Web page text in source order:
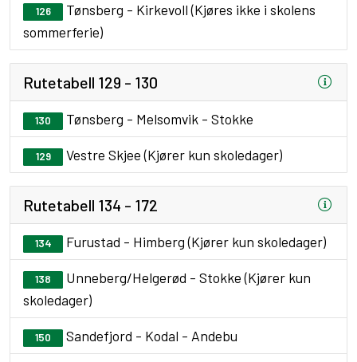
126
Tønsberg - Kirkevoll (Kjøres ikke i skolens
sommerferie)
Rutetabell 129 - 130
130 Tønsberg - Melsomvik - Stokke
129 Vestre Skjee (Kjører kun skoledager)
Rutetabell 134 - 172
134 Furustad - Himberg (Kjører kun skoledager)
138
Unneberg/Helgerød - Stokke (Kjører kun
skoledager)
150 Sandefjord - Kodal - Andebu